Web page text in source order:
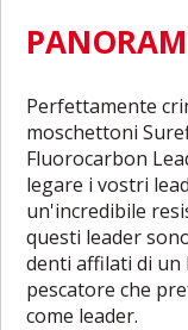
Perfettamente
moschettoni
Fluorocarbon
legare i vostri
un'incredibile
questi leader
denti affilati di un
pescatore che
come leader.